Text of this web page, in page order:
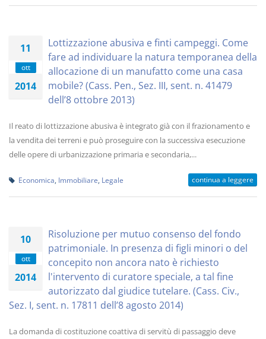
11
ott
2014
Lottizzazione abusiva e finti campeggi. Come
fare ad individuare la natura temporanea della
allocazione di un manufatto come una casa
mobile? (Cass. Pen., Sez. III, sent. n. 41479
dell’8 ottobre 2013)
Il reato di lottizzazione abusiva è integrato già con il frazionamento e
la vendita dei terreni e può proseguire con la successiva esecuzione
delle opere di urbanizzazione primaria e secondaria,...
Economica Immobiliare Legale continua a leggere
10
ott
2014
Risoluzione per mutuo consenso del fondo
patrimoniale. In presenza di figli minori o del
concepito non ancora nato è richiesto
l'intervento di curatore speciale, a tal fine
autorizzato dal giudice tutelare. (Cass. Civ.,
Sez. I, sent. n. 17811 dell’8 agosto 2014)
La domanda di costituzione coattiva di servitù di passaggio deve